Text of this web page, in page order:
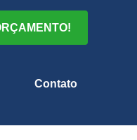
Contato